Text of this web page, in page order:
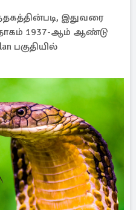
இதுவரை
1937-ஆம் ஆண்டு
பகுதியில்